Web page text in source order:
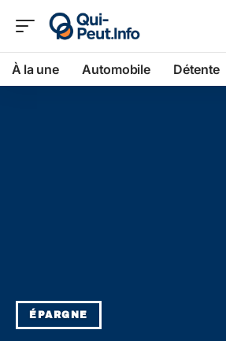
À la une Automobile Détente
ÉPARGNE